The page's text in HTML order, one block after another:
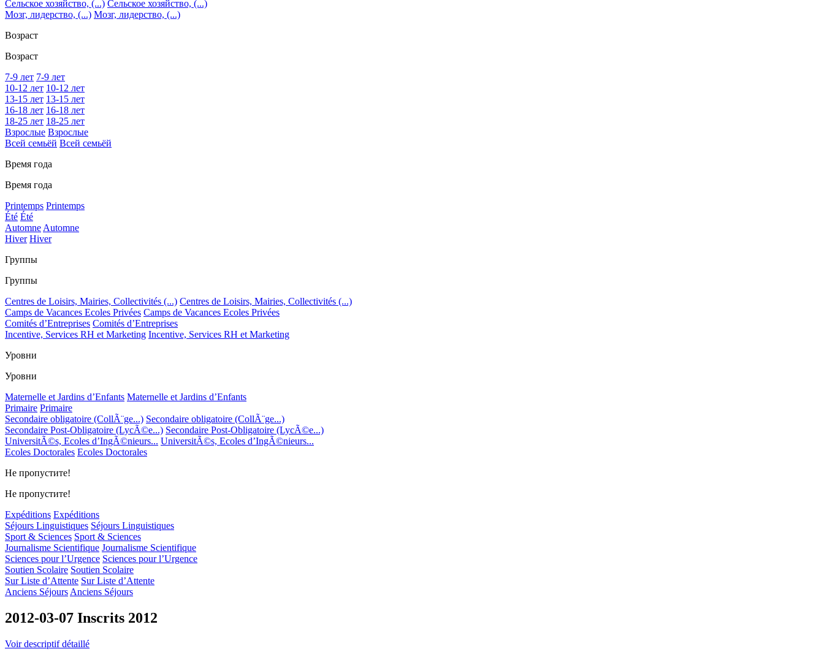
Сельское хозяйство, (...) Сельское хозяйство, (...)
Мозг, лидерство, (...) Мозг, лидерство, (...)
Возраст
Возраст
7-9 лет 7-9 лет
10-12 лет 10-12 лет
13-15 лет 13-15 лет
16-18 лет 16-18 лет
18-25 лет 18-25 лет
Взрослые Взрослые
Всей семьёй Всей семьёй
Время года
Время года
Printemps Printemps
Été Été
Automne Automne
Hiver Hiver
Группы
Группы
Centres de Loisirs, Mairies, Collectivités (...) Centres de Loisirs, Mairies, Collectivités (...)
Camps de Vacances Ecoles Privées Camps de Vacances Ecoles Privées
Comités d’Entreprises Comités d’Entreprises
Incentive, Services RH et Marketing Incentive, Services RH et Marketing
Уровни
Уровни
Maternelle et Jardins d’Enfants Maternelle et Jardins d’Enfants
Primaire Primaire
Secondaire obligatoire (CollÃ¨ge...) Secondaire obligatoire (CollÃ¨ge...)
Secondaire Post-Obligatoire (LycÃ©e...) Secondaire Post-Obligatoire (LycÃ©e...)
UniversitÃ©s, Ecoles d’IngÃ©nieurs... UniversitÃ©s, Ecoles d’IngÃ©nieurs...
Ecoles Doctorales Ecoles Doctorales
Не пропустите!
Не пропустите!
Expéditions Expéditions
Séjours Linguistiques Séjours Linguistiques
Sport & Sciences Sport & Sciences
Journalisme Scientifique Journalisme Scientifique
Sciences pour l’Urgence Sciences pour l’Urgence
Soutien Scolaire Soutien Scolaire
Sur Liste d’Attente Sur Liste d’Attente
Anciens Séjours Anciens Séjours
2012-03-07 Inscrits 2012
Voir descriptif détaillé